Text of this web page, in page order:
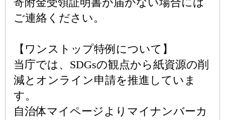
ご連絡ください。
【ワンストップ特例について】
当庁では、SDGsの観点から紙資源の削
減とオンライン申請を推進していま
す。
自治体マイページよりマイナンバーカ